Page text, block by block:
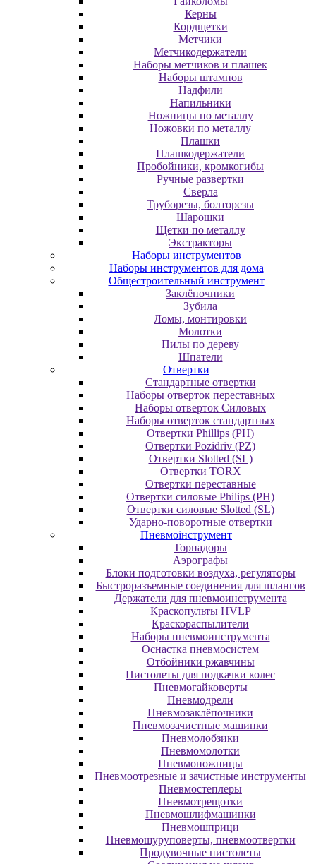
Керны
Кордщетки
Метчики
Метчикодержатели
Наборы метчиков и плашек
Наборы штампов
Надфили
Напильники
Ножницы по металлу
Ножовки по металлу
Плашки
Плашкодержатели
Пробойники, кромкогибы
Ручные развертки
Сверла
Труборезы, болторезы
Шарошки
Щетки по металлу
Экcтpaктopы
Наборы инструментов
Наборы инструментов для дома
Общестроительный инструмент
Заклёпочники
Зубила
Ломы, монтировки
Молотки
Пилы по дереву
Шпатели
Отвертки
Cтандартные отвертки
Наборы отверток переставных
Наборы отверток Силовых
Наборы отверток стандартных
Отвертки Phillips (PH)
Отвертки Pozidriv (PZ)
Отвертки Slotted (SL)
Отвертки TORX
Отвертки переставные
Отвертки силовые Philips (PH)
Отвертки силовые Slotted (SL)
Ударно-поворотные отвертки
Пневмоінструмент
Topнaдopы
Аэрографы
Блоки подготовки воздуха, регуляторы
Быстроразъемные соединения для шлангов
Держатели для пневмоинструмента
Краскопульты HVLP
Краскораспылители
Наборы пневмоинструмента
Оснастка пневмосистем
Отбойники ржавчины
Пистолеты для подкачки колес
Пневмогайковерты
Пневмодрели
Пневмозаклёпочники
Пневмозачистные машинки
Пневмолобзики
Пневмомолотки
Пневмоножницы
Пневмоотрезные и зачистные инструменты
Пневмостеплеры
Пневмотрещотки
Пневмошлифмашинки
Пневмошприци
Пневмошуруповерты, пневмоотвертки
Продувочные пистолеты